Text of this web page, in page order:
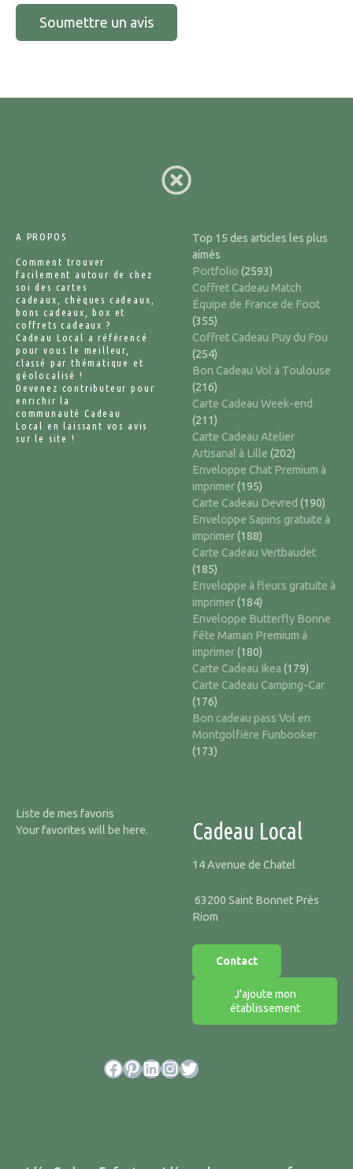
A PROPOS
Comment trouver
facilement autour de chez
soi des cartes
cadeaux, chèques cadeaux,
bons cadeaux, box et
coffrets cadeaux ?
Cadeau Local a référencé
pour vous le meilleur,
classé par thématique et
géolocalisé !
Devenez contributeur pour
enrichir la
communauté Cadeau
Local en laissant vos avis
sur le site !
Top 15 des articles les plus
aimés
Portfolio (2593)
Coffret Cadeau Match
Équipe de France de Foot
(355)
Coffret Cadeau Puy du Fou
(254)
Bon Cadeau Vol à Toulouse
(216)
Carte Cadeau Week-end
(211)
Carte Cadeau Atelier
Artisanal à Lille (202)
Enveloppe Chat Premium à
imprimer(195)
Carte Cadeau Devred (190)
Enveloppe Sapins gratuite à
imprimer(188)
Carte Cadeau Vertbaudet
(185)
Enveloppe à fleurs gratuite à
imprimer(184)
Enveloppe Butterfly Bonne
Fête Maman Premium à
imprimer(180)
Carte Cadeau Ikea (179)
Carte Cadeau Camping-Car
(176)
Bon cadeau pass Vol en
Montgolfière Funbooker
(173)
Liste de mes favoris
Your favorites will be here.
Cadeau Local
14 Avenue de Chatel
63200 Saint Bonnet Près
Riom
Contact
J'ajoute mon
établissement
Facebook Pinterest LinkedIn InstagramTwitter